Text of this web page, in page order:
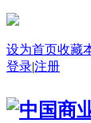
设为首页收藏
登录|注册